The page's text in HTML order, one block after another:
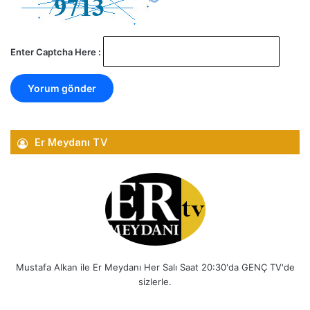
Enter Captcha Here :
Er Meydanı TV
Mustafa Alkan ile Er Meydanı Her Salı Saat 20:30'da GENÇ TV'de
sizlerle.